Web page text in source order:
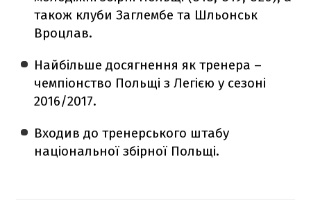
також клуби Заглембе та Шльонськ
Вроцлав.
Найбільше досягнення як тренера –
чемпіонство Польщі з Легією у сезоні
2016/2017.
Входив до тренерського штабу
національної збірної Польщі.